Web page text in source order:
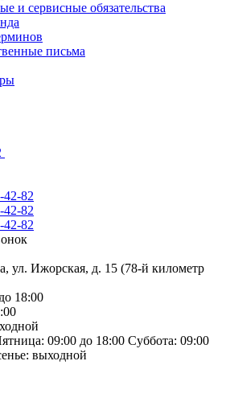
и сервисные обязательства
письма
42-82
42-82
42-82
ул. Ижорская, д. 15 (78-й километр
18:00
09:00 до 18:00 Суббота: 09:00
выходной